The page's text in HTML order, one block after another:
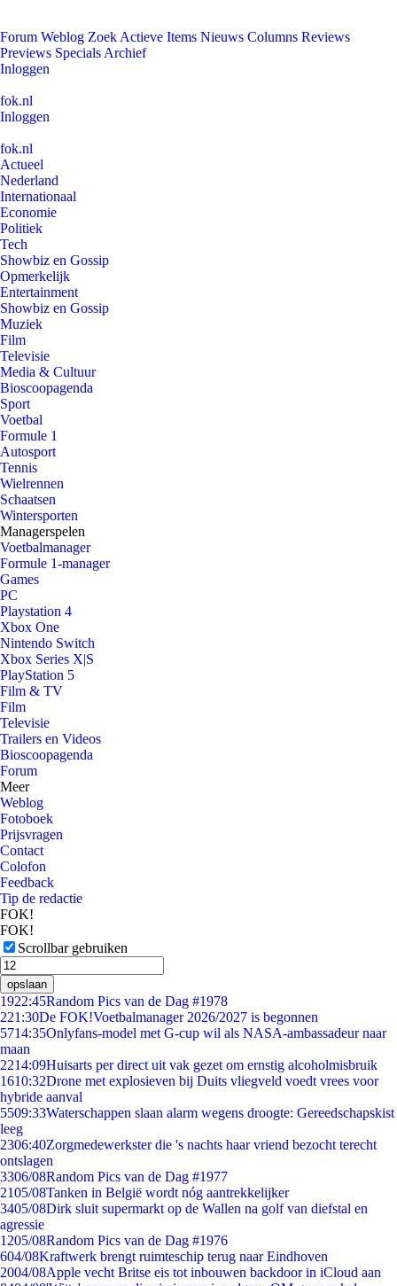
Forum Weblog Zoek Actieve Items Nieuws Columns Reviews
Previews Specials Archief
Inloggen
fok.nl
Inloggen
fok.nl
Actueel
Nederland
Internationaal
Economie
Politiek
Tech
Showbiz en Gossip
Opmerkelijk
Entertainment
Showbiz en Gossip
Muziek
Film
Televisie
Media & Cultuur
Bioscoopagenda
Sport
Voetbal
Formule 1
Autosport
Tennis
Wielrennen
Schaatsen
Wintersporten
Managerspelen
Voetbalmanager
Formule 1-manager
Games
PC
Playstation 4
Xbox One
Nintendo Switch
Xbox Series X|S
PlayStation 5
Film & TV
Film
Televisie
Trailers en Videos
Bioscoopagenda
Forum
Meer
Weblog
Fotoboek
Prijsvragen
Contact
Colofon
Feedback
Tip de redactie
FOK!
FOK!
Scrollbar gebruiken
opslaan
1922:45Random Pics van de Dag #1978
221:30De FOK!Voetbalmanager 2026/2027 is begonnen
5714:35Onlyfans-model met G-cup wil als NASA-ambassadeur naar
maan
2214:09Huisarts per direct uit vak gezet om ernstig alcoholmisbruik
1610:32Drone met explosieven bij Duits vliegveld voedt vrees voor
hybride aanval
5509:33Waterschappen slaan alarm wegens droogte: Gereedschapskist
leeg
2306:40Zorgmedewerkster die 's nachts haar vriend bezocht terecht
ontslagen
3306/08Random Pics van de Dag #1977
2105/08Tanken in België wordt nóg aantrekkelijker
3405/08Dirk sluit supermarkt op de Wallen na golf van diefstal en
agressie
1205/08Random Pics van de Dag #1976
604/08Kraftwerk brengt ruimteschip terug naar Eindhoven
2004/08Apple vecht Britse eis tot inbouwen backdoor in iCloud aan